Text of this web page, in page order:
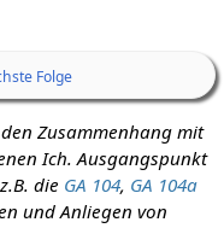
Folge
Zusammenhang mit
Ich. Ausgangspunkt
die GA 104, GA 104a
und Anliegen von